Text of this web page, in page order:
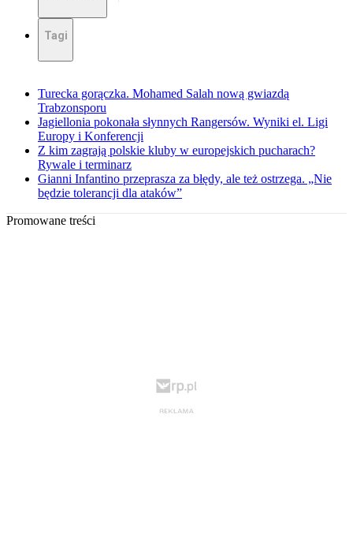
Tagi
Turecka gorączka. Mohamed Salah nową gwiazdą
Trabzonsporu
Jagiellonia pokonała słynnych Rangersów. Wyniki el. Ligi
Europy i Konferencji
Z kim zagrają polskie kluby w europejskich pucharach?
Rywale i terminarz
Gianni Infantino przeprasza za błędy, ale też ostrzega. „Nie
będzie tolerancji dla ataków”
Promowane treści